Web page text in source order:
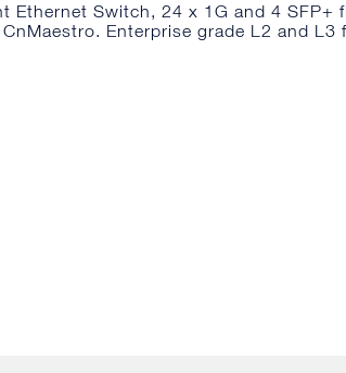
Ethernet Switch, 24 x 1G and 4 SFP+
Enterprise grade L2 and L3